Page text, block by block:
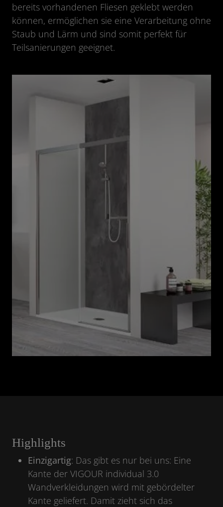
bereits vorhandenen Fliesen geklebt werden
können, ermöglichen sie eine Verarbeitung ohne
Staub und Lärm und sind somit perfekt für
Teilsanierungen geeignet.
Highlights
Einzigartig: Das gibt es nur bei uns: Eine
Kante der VIGOUR individual 3.0
Wandverkleidungen wird mit gebördelter
Kante geliefert. Damit zieht sich das